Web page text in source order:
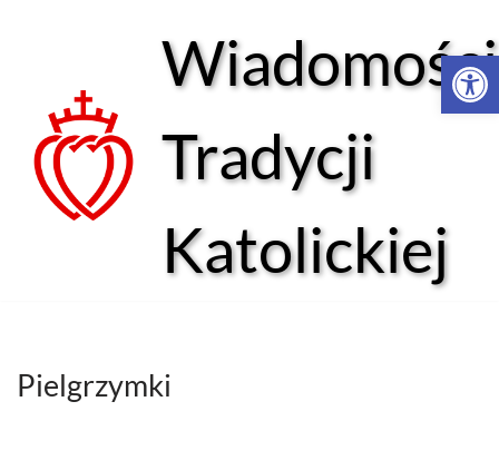
treści
Wiadomości
Tradycji
Katolickiej
Pielgrzymki